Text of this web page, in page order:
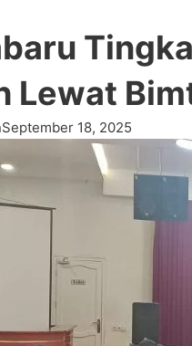
Lewat
September 18, 2025